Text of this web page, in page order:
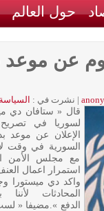
حول العالم
عن موعد
| نشرت في :
قال « ستافان دي
لسوريا في
الإعلان عن موعد
السورية في وقت
مع مجلس الأمن
استمرار اعمال
واكد دي ميستورا
المحادثات
الدفع ».مضيفا «